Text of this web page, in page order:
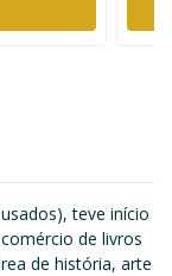
teve início
de livros
de história, arte